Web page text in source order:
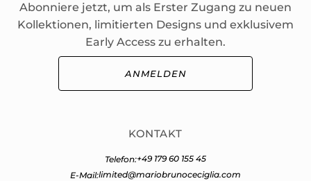
Abonniere jetzt, um als Erster Zugang zu neuen
Kollektionen, limitierten Designs und exklusivem
Early Access zu erhalten.
ANMELDEN
KONTAKT
Telefon:+49 179 60 155 45
E-Mail:limited@mariobrunoceciglia.com